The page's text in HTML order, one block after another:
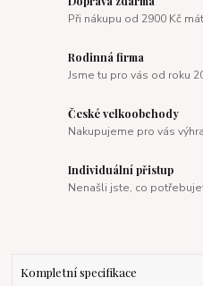
Při nákupu od 2900 Kč
Rodinná firma
Jsme tu pro vás od roku
České velkoobchody
Nakupujeme pro vás
Individuální přistup
Nenašli jste, co
Kompletní specifikace